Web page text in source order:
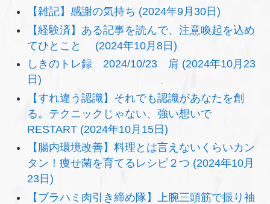
【雑記】感謝の気持ち (2024年9月30日)
【経験済】ある記事を読んで、注意喚起を込め
てひとこと (2024年10月8日)
しきのトレ録 2024/10/23 肩 (2024年10月23
日)
【すれ違う認識】それでも認識があなたを創
る。テクニックじゃない、強い想いで
RESTART (2024年10月15日)
【腸内環境改善】料理とは言えないくらいカン
タン！痩せ菌を育てるレシピ２つ (2024年10月
23日)
【ブラハミ肉引き締め隊】上腕三頭筋で振り袖